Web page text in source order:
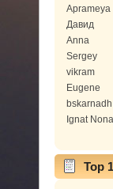
Aprameya
Давид
Anna
Sergey
vikram
Eugene
bskarnadh
Ignat
Top